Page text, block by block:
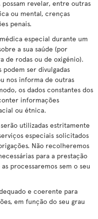
revelar, entre outras
ou mental, crenças
penais.
especial durante um
a sua saúde (por
de rodas ou de oxigénio).
podem ser divulgadas
nos informa de outras
os dados constantes dos
informações
ou étnica.
utilizadas estritamente
especiais solicitados
Não recolheremos
para a prestação
processaremos sem o seu
e coerente para
em função do seu grau